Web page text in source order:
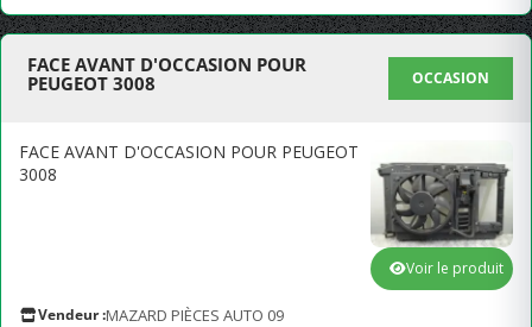
FACE AVANT D'OCCASION POUR
PEUGEOT 3008
OCCASION
FACE AVANT D'OCCASION POUR PEUGEOT
3008
Vendeur :MAZARD PIÈCES AUTO 09
Voir le produit